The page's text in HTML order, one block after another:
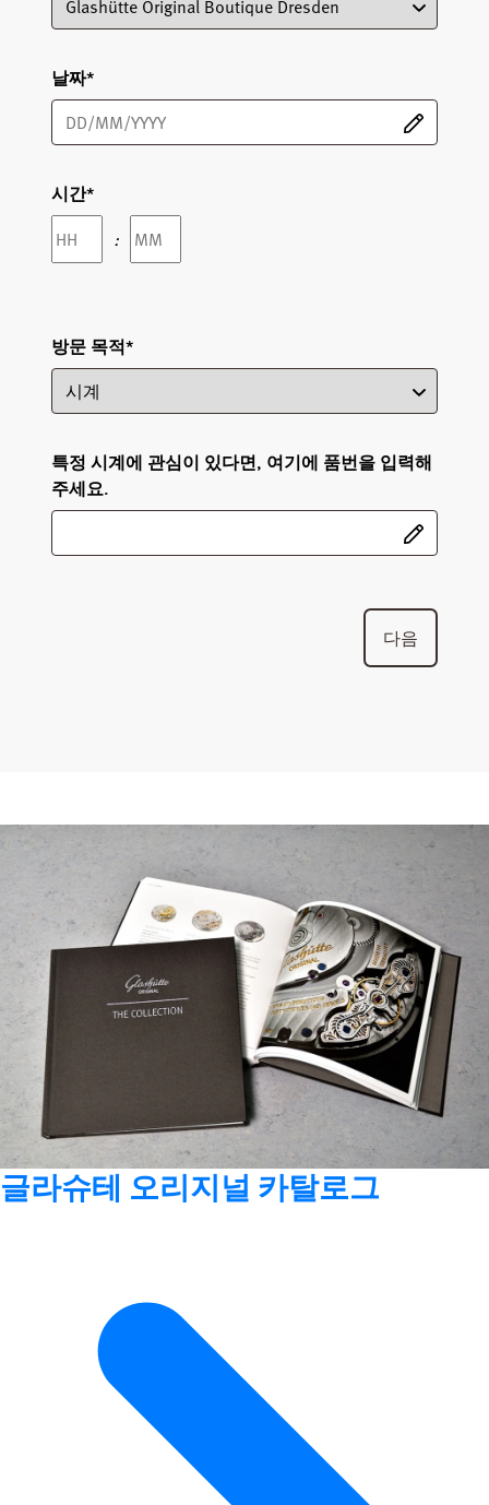
날짜*
시간*
:
Minutes
방문 목적*
특정 시계에 관심이 있다면, 여기에 품번을 입력해
주세요.
글라슈테 오리지널 카탈로그